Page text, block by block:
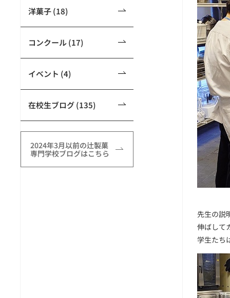
洋菓子 (18)
コンクール (17)
イベント (4)
在校生ブログ (135)
2024年3月以前の辻製菓
専門学校ブログはこちら
先生の説
伸ばして
学生たち